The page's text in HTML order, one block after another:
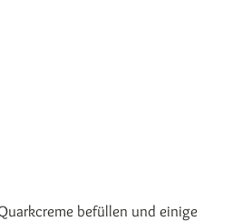
befüllen und einige